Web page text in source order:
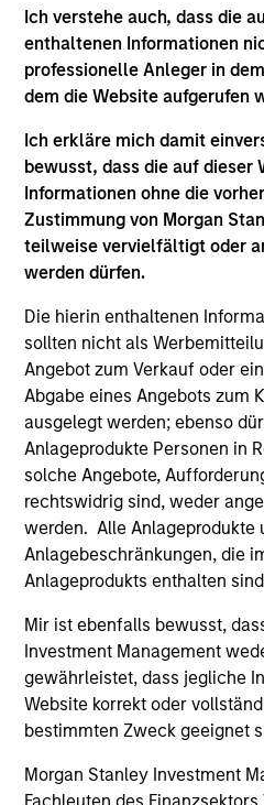
Ich verstehe auch, dass die
enthaltenen Informationen
professionelle Anleger in
dem die Website aufgerufen
Ich erkläre mich damit
bewusst, dass die auf dieser
Informationen ohne die
Zustimmung von Morgan
teilweise vervielfältigt oder
werden dürfen.
Die hierin enthaltenen
sollten nicht als
Angebot zum Verkauf oder
Abgabe eines Angebots zum
ausgelegt werden; ebenso
Anlageprodukte Personen in
solche Angebote,
rechtswidrig sind, weder
werden. Alle Anlageprodukte
Anlagebeschränkungen, die
Anlageprodukts enthalten
Mir ist ebenfalls bewusst,
Investment Management
gewährleistet, dass jegliche
Website korrekt oder
bestimmten Zweck geeignet
Morgan Stanley Investment
TALES FROM THE
From Electric
China’s Next
Humanoid robots sit at the
hardware, AI,
customer integration.
depend more on
learning. Jerry Pang and
China’s humanoid robots
from televised spectacles
commercial roles.
05-AUG-2026
VIERTELJÄHRLICH
The BEAT™ for Q3
Use The BEAT™ as your
markets. Each edition
that show you how to